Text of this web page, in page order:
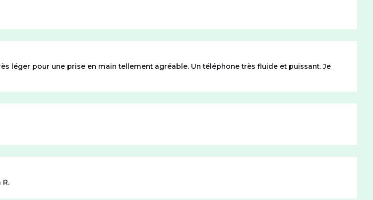
léger pour une prise en main tellement agréable. Un téléphone très fluide et puissant. Je
R.